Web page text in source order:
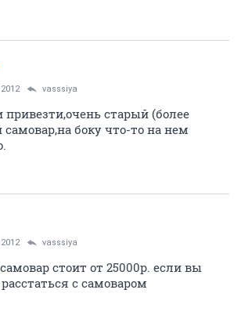
vasssiya
старый (более
боку что-то на нем
vasssiya
стоит от 25000р. если вы
с самоваром